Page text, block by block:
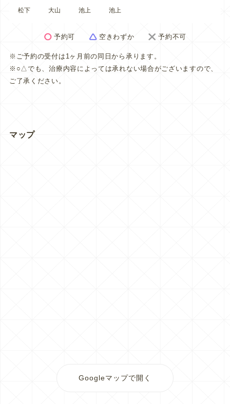
松下 大山 池上 池上
予約可 空きわずか 予約不可
※ご予約の受付は1ヶ月前の同日から承ります。
※○△でも、治療内容によっては承れない場合がございますので、
ご了承ください。
マップ
Googleマップで開く